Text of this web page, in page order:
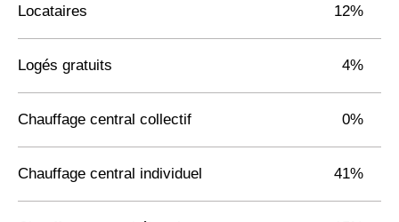
Locataires 12%
Logés gratuits 4%
Chauffage central collectif 0%
Chauffage central individuel 41%